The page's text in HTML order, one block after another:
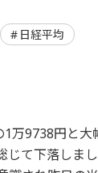
日経平均
万9738円と
じて下落しま